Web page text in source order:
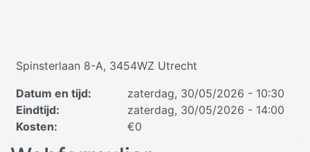
Spinsterlaan 8-A, 3454WZ Utrecht
Datum en tijd:
zaterdag, 30/05/2026 - 10:30
Eindtijd:
zaterdag, 30/05/2026 - 14:00
Kosten: €0